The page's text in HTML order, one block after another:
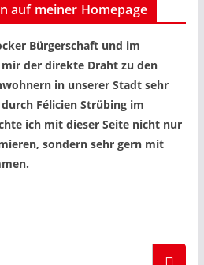
auf meiner Homepage
Bürgerschaft und im
der direkte Draht zu den
in unserer Stadt sehr
Félicien Strübing im
ich mit dieser Seite nicht nur
sondern sehr gern mit